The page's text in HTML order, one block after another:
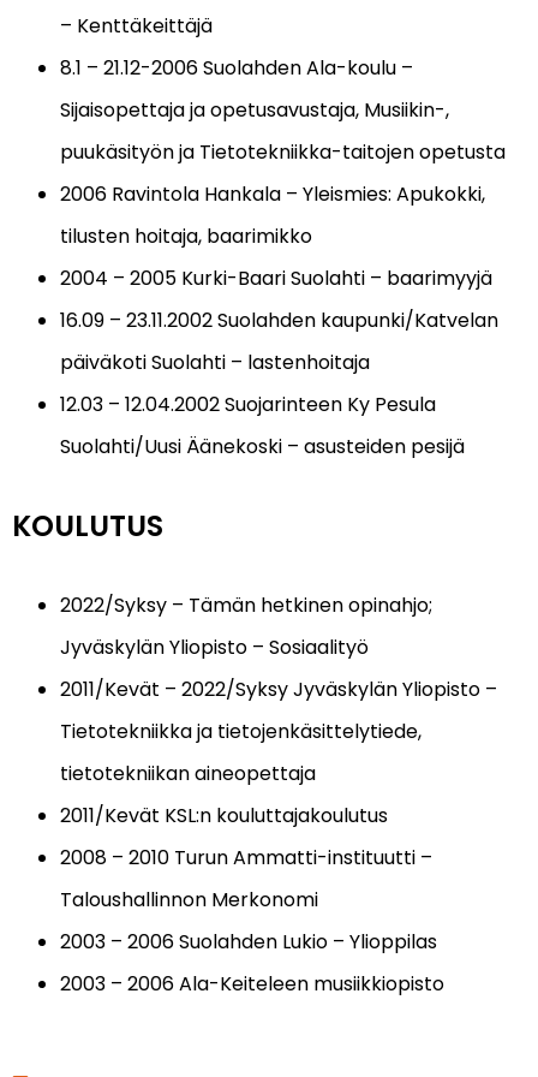
– Kenttäkeittäjä
8.1 – 21.12-2006 Suolahden Ala-koulu –
Sijaisopettaja ja opetusavustaja, Musiikin-,
puukäsityön ja Tietotekniikka-taitojen opetusta
2006 Ravintola Hankala – Yleismies: Apukokki,
tilusten hoitaja, baarimikko
2004 – 2005 Kurki-Baari Suolahti – baarimyyjä
16.09 – 23.11.2002 Suolahden kaupunki/Katvelan
päiväkoti Suolahti – lastenhoitaja
12.03 – 12.04.2002 Suojarinteen Ky Pesula
Suolahti/Uusi Äänekoski – asusteiden pesijä
KOULUTUS
2022/Syksy – Tämän hetkinen opinahjo;
Jyväskylän Yliopisto – Sosiaalityö
2011/Kevät – 2022/Syksy Jyväskylän Yliopisto –
Tietotekniikka ja tietojenkäsittelytiede,
tietotekniikan aineopettaja
2011/Kevät KSL:n kouluttajakoulutus
2008 – 2010 Turun Ammatti-instituutti –
Taloushallinnon Merkonomi
2003 – 2006 Suolahden Lukio – Ylioppilas
2003 – 2006 Ala-Keiteleen musiikkiopisto